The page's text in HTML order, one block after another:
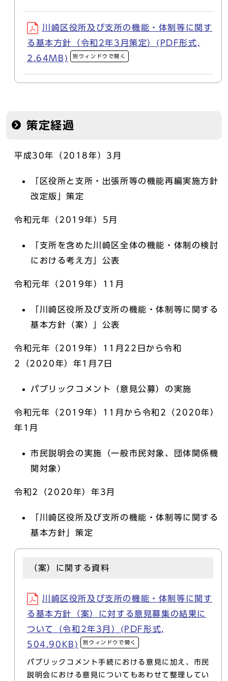
川崎区役所及び支所の機能・体制等に関す
る基本方針（令和2年3月策定）(PDF形式,
2.64MB)
別ウィンドウで開く
策定経過
平成30年（2018年）3月
「区役所と支所・出張所等の機能再編実施方針
改定版」策定
令和元年（2019年）5月
「支所を含めた川崎区全体の機能・体制の検討
における考え方」公表
令和元年（2019年）11月
「川崎区役所及び支所の機能・体制等に関する
基本方針（案）」公表
令和元年（2019年）11月22日から令和
2（2020年）年1月7日
パブリックコメント（意見公募）の実施
令和元年（2019年）11月から令和2（2020年）
年1月
市民説明会の実施（一般市民対象、団体関係機
関対象）
令和2（2020年）年3月
「川崎区役所及び支所の機能・体制等に関する
基本方針」策定
（案）に関する資料
川崎区役所及び支所の機能・体制等に関す
る基本方針（案）に対する意見募集の結果に
ついて（令和2年3月）(PDF形式,
504.90KB)
別ウィンドウで開く
パブリックコメント手続における意見に加え、市民
説明会における意見についてもあわせて整理してい